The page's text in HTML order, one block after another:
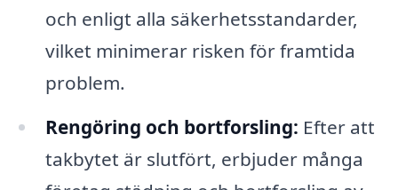
och enligt alla säkerhetsstandarder,
vilket minimerar risken för framtida
problem.
Rengöring och bortforsling: Efter att
takbytet är slutfört, erbjuder många